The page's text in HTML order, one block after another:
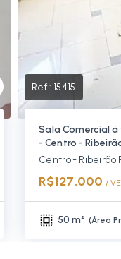
Ref.: 15415
Sala Comercial
- Centro -
Centro - Ribeirão
R$127.000 /
50 m² (Área